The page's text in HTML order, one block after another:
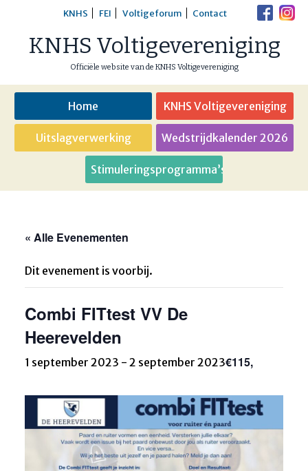
content
KNHS FEI Voltigeforum Contact
KNHS Voltigevereniging
Officiële website van de KNHS Voltigevereniging
Home KNHS Voltigevereniging
Uitslagverwerking Wedstrijdkalender 2026
Stimuleringsprogramma’s
« Alle Evenementen
Dit evenement is voorbij.
Combi FITtest VV De
Heerevelden
1 september 2023 - 2 september 2023€115,